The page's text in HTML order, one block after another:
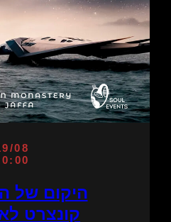
08
היקום של
קונצרט